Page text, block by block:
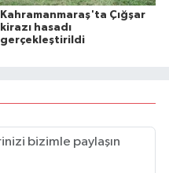
Kahramanmaraş'ta Çığşar
kirazı hasadı
gerçekleştirildi